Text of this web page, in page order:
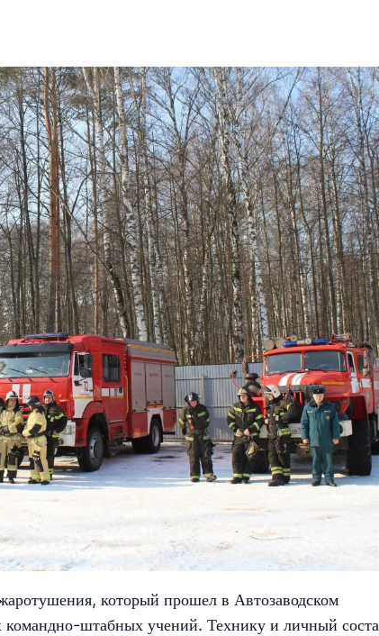
который прошел в Автозаводском
командно-штабных учений. Технику и личный